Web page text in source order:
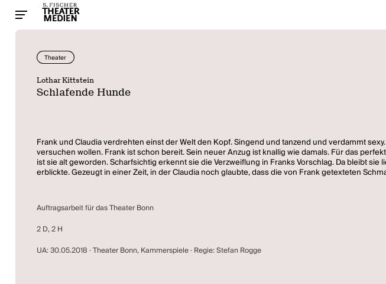
Theater
Lothar Kittstein
Schlafende Hunde
Frank und Claudia verdrehten einst der Welt den Kopf. Singend und tanzend und verdammt
versuchen wollen. Frank ist schon bereit. Sein neuer Anzug ist knallig wie damals. Für das
ist sie alt geworden. Scharfsichtig erkennt sie die Verzweiflung in Franks Vorschlag. Da bleibt
erblickte. Gezeugt in einer Zeit, in der Claudia noch glaubte, dass die von Frank getexteten
Auftragsarbeit für das Theater Bonn
2 D, 2 H
UA: 30.05.2018 · Theater Bonn, Kammerspiele · Regie: Stefan Rogge